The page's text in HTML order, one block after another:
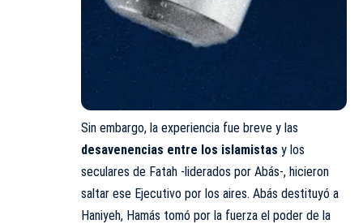
Sin embargo, la experiencia fue breve y las
desavenencias entre los islamistas y los
seculares de Fatah -liderados por Abás-, hicieron
saltar ese Ejecutivo por los aires. Abás destituyó a
Haniyeh, Hamás tomó por la fuerza el poder de la